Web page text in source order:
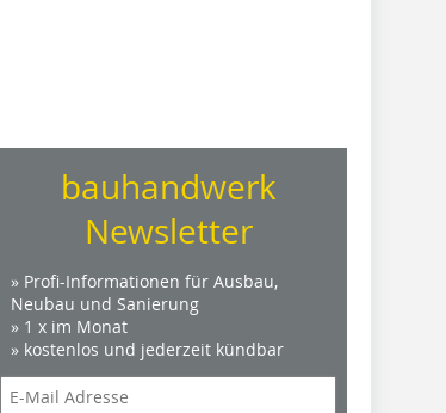
bauhandwerk
Newsletter
» Profi-Informationen für Ausbau,
Neubau und Sanierung
» 1 x im Monat
» kostenlos und jederzeit kündbar